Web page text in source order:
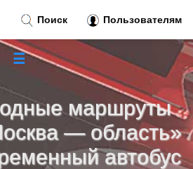
маршруты
— область»
автобус
Поиск Пользователям
☰